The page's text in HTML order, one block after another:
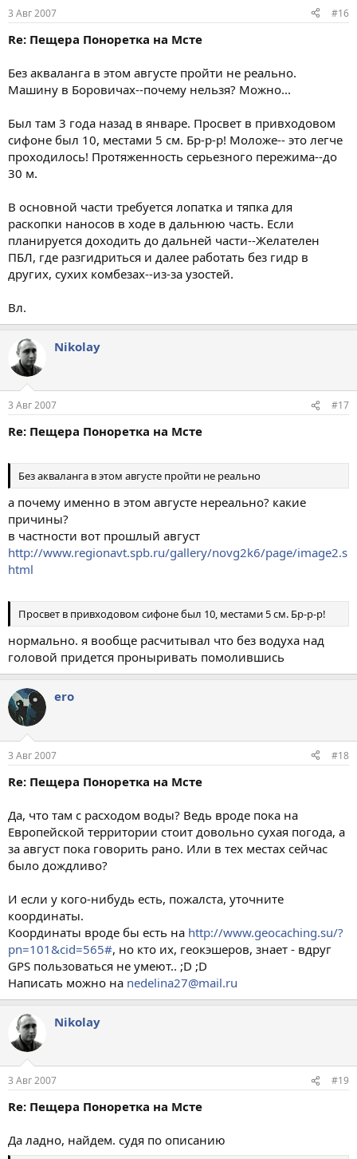
3 Авг 2007 #16
Re: Пещера Поноретка на Мсте
Без акваланга в этом августе пройти не реально.
Машину в Боровичах--почему нельзя? Можно...
Был там 3 года назад в январе. Просвет в привходовом
сифоне был 10, местами 5 см. Бр-р-р! Моложе-- это легче
проходилось! Протяженность серьезного пережима--до
30 м.
В основной части требуется лопатка и тяпка для
раскопки наносов в ходе в дальнюю часть. Если
планируется доходить до дальней части--Желателен
ПБЛ, где разгидриться и далее работать без гидр в
других, сухих комбезах--из-за узостей.
Вл.
Nikolay
3 Авг 2007 #17
Re: Пещера Поноретка на Мсте
Без акваланга в этом августе пройти не реально
а почему именно в этом августе нереально? какие
причины?
в частности вот прошлый август
http://www.regionavt.spb.ru/gallery/novg2k6/page/image2.s
html
Просвет в привходовом сифоне был 10, местами 5 см. Бр-р-р!
нормально. я вообще расчитывал что без водуха над
головой придется проныривать помолившись
ero
3 Авг 2007 #18
Re: Пещера Поноретка на Мсте
Да, что там с расходом воды? Ведь вроде пока на
Европейской территории стоит довольно сухая погода, а
за август пока говорить рано. Или в тех местах сейчас
было дождливо?
И если у кого-нибудь есть, пожалста, уточните
координаты.
Координаты вроде бы есть на http://www.geocaching.su/?
pn=101&cid=565#, но кто их, геокэшеров, знает - вдруг
GPS пользоваться не умеют.. ;D ;D
Написать можно на nedelina27@mail.ru
Nikolay
3 Авг 2007 #19
Re: Пещера Поноретка на Мсте
Да ладно, найдем. судя по описанию